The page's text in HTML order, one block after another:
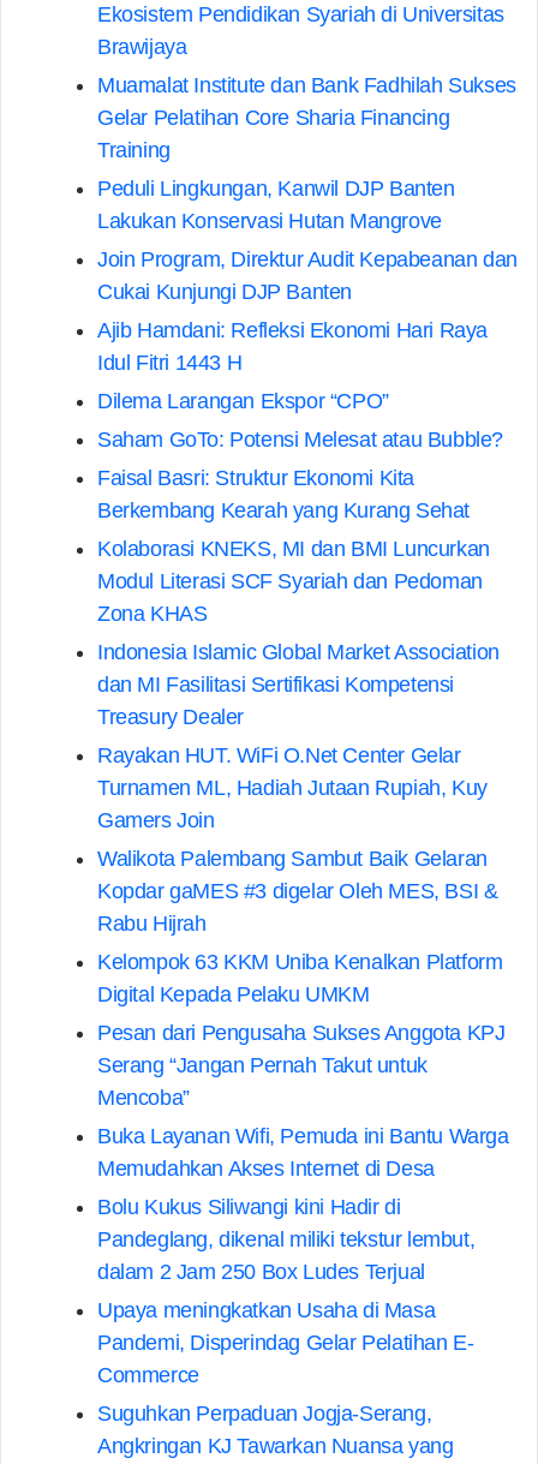
Ekosistem Pendidikan Syariah di Universitas
Brawijaya
Muamalat Institute dan Bank Fadhilah Sukses
Gelar Pelatihan Core Sharia Financing
Training
Peduli Lingkungan, Kanwil DJP Banten
Lakukan Konservasi Hutan Mangrove
Join Program, Direktur Audit Kepabeanan dan
Cukai Kunjungi DJP Banten
Ajib Hamdani: Refleksi Ekonomi Hari Raya
Idul Fitri 1443 H
Dilema Larangan Ekspor “CPO”
Saham GoTo: Potensi Melesat atau Bubble?
Faisal Basri: Struktur Ekonomi Kita
Berkembang Kearah yang Kurang Sehat
Kolaborasi KNEKS, MI dan BMI Luncurkan
Modul Literasi SCF Syariah dan Pedoman
Zona KHAS
Indonesia Islamic Global Market Association
dan MI Fasilitasi Sertifikasi Kompetensi
Treasury Dealer
Rayakan HUT. WiFi O.Net Center Gelar
Turnamen ML, Hadiah Jutaan Rupiah, Kuy
Gamers Join
Walikota Palembang Sambut Baik Gelaran
Kopdar gaMES #3 digelar Oleh MES, BSI &
Rabu Hijrah
Kelompok 63 KKM Uniba Kenalkan Platform
Digital Kepada Pelaku UMKM
Pesan dari Pengusaha Sukses Anggota KPJ
Serang “Jangan Pernah Takut untuk
Mencoba”
Buka Layanan Wifi, Pemuda ini Bantu Warga
Memudahkan Akses Internet di Desa
Bolu Kukus Siliwangi kini Hadir di
Pandeglang, dikenal miliki tekstur lembut,
dalam 2 Jam 250 Box Ludes Terjual
Upaya meningkatkan Usaha di Masa
Pandemi, Disperindag Gelar Pelatihan E-
Commerce
Suguhkan Perpaduan Jogja-Serang,
Angkringan KJ Tawarkan Nuansa yang